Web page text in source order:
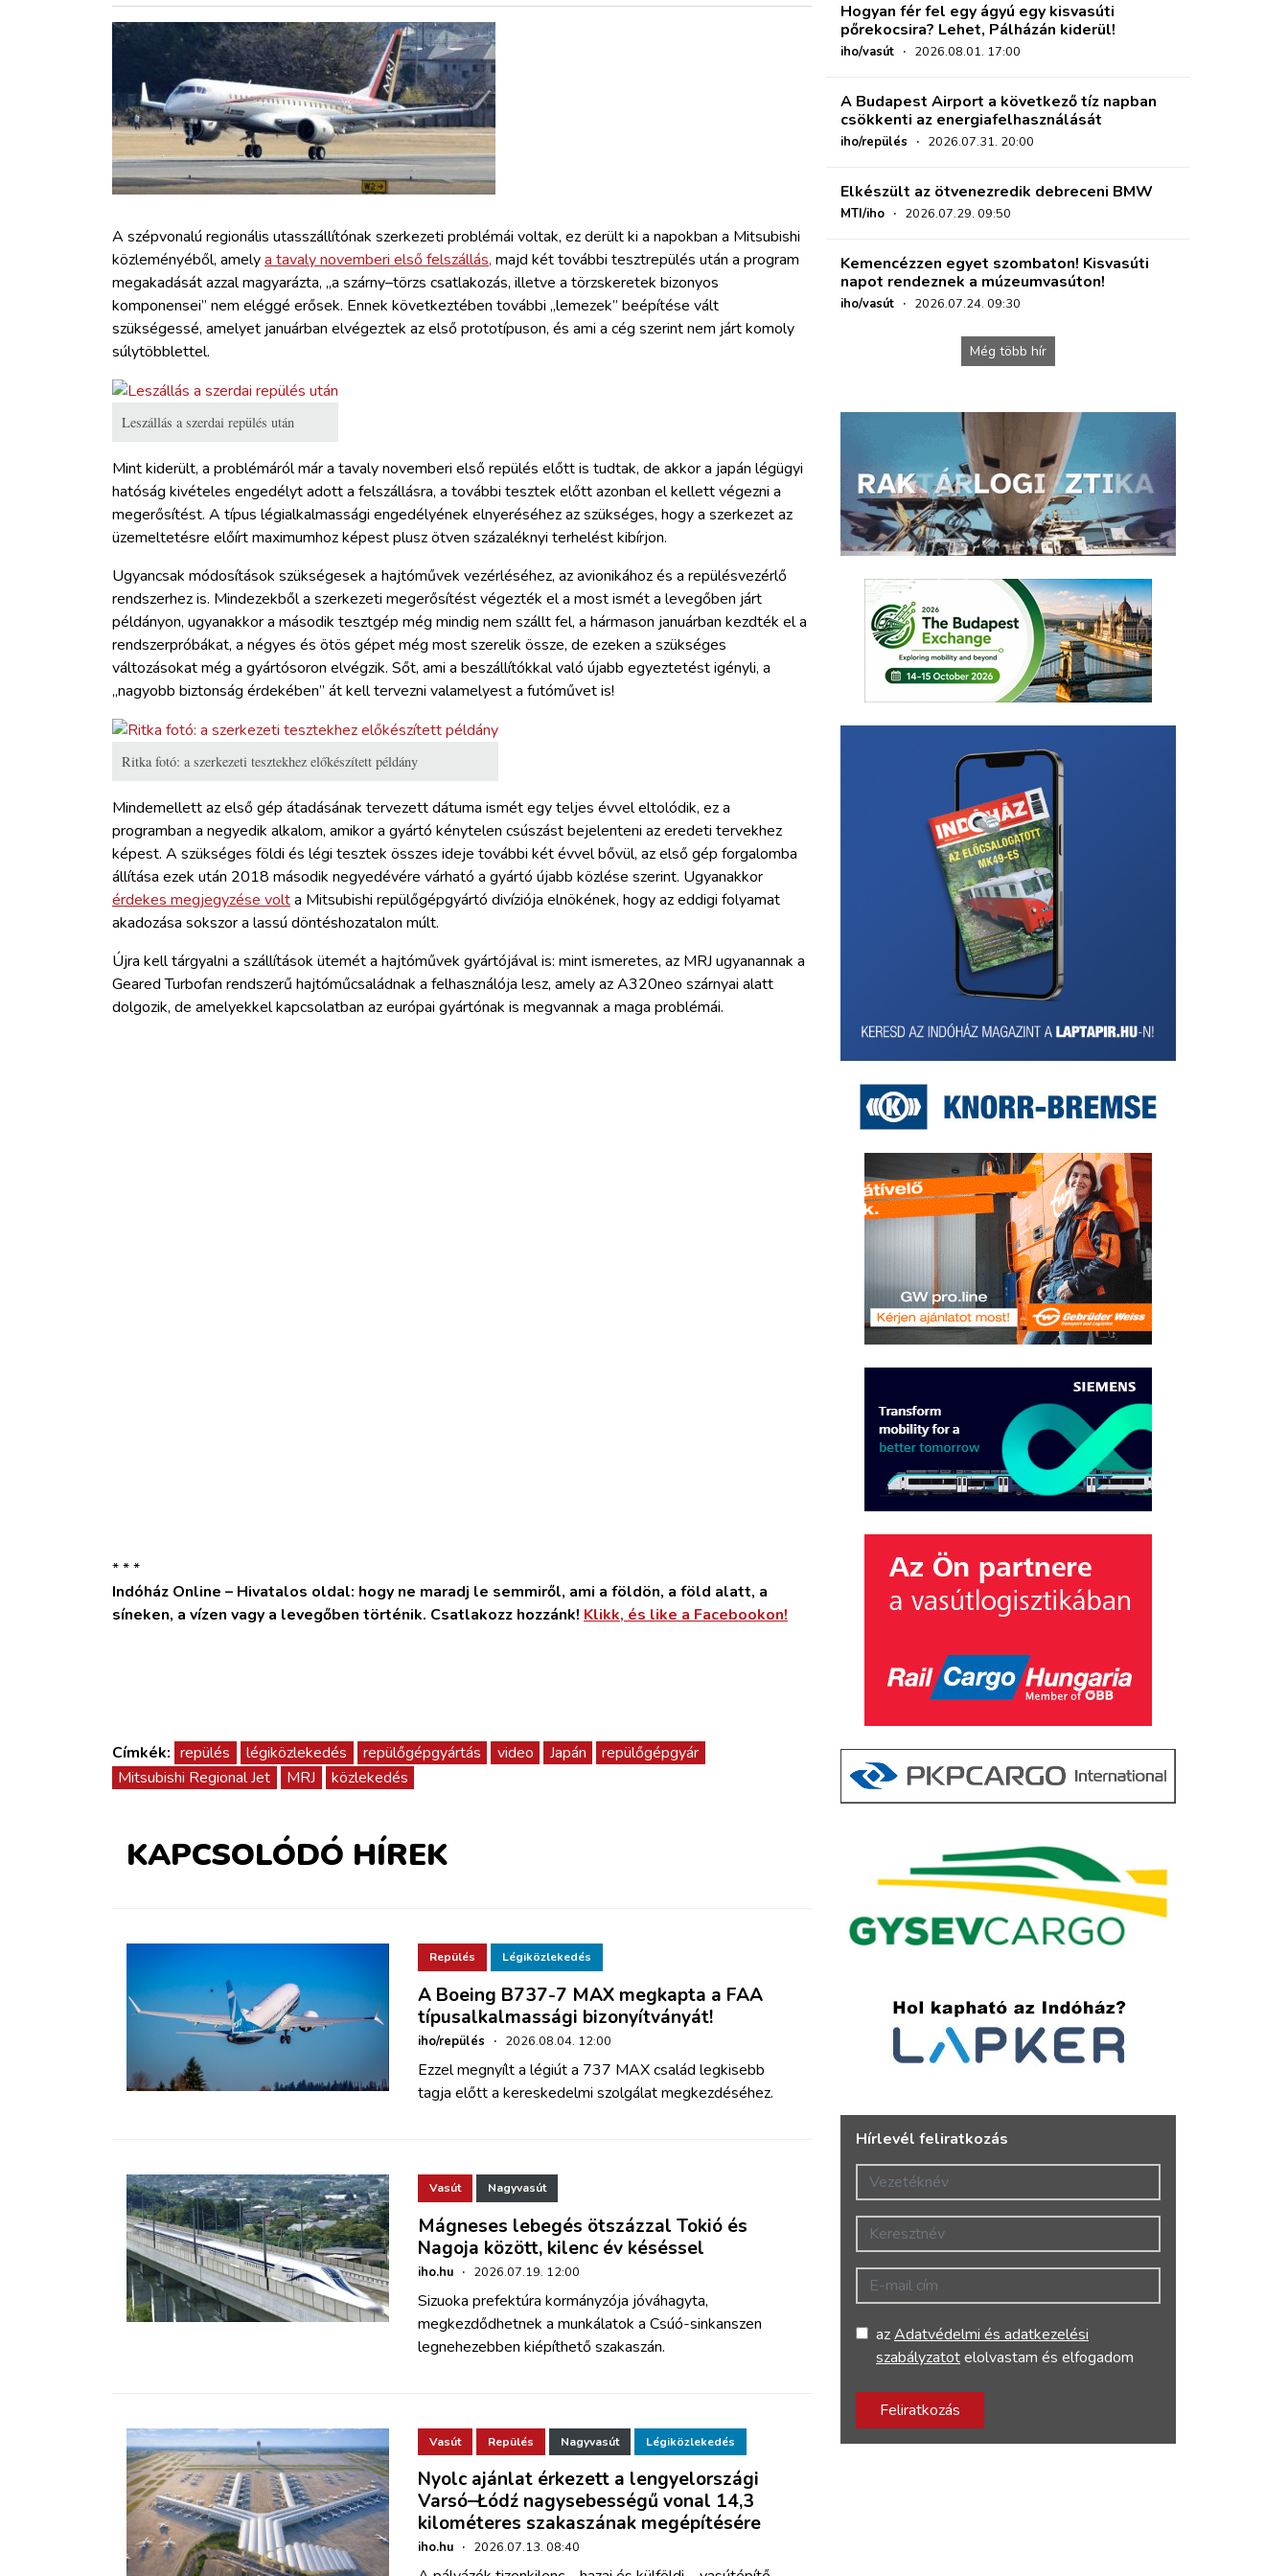
ARCHÍVUM
WEBSHOP
BELÉPÉS
REGISZTRÁCIÓ
A szépvonalú regionális utasszállítónak szerkezeti problémái voltak, ez derült ki a napokban a Mitsubishi
közleményéből, amelya tavaly novemberi első felszállás, majd két további tesztrepülés után a program
megakadását azzal magyarázta, „a szárny–törzs csatlakozás, illetve a törzskeretek bizonyos
komponensei” nem eléggé erősek. Ennek következtében további „lemezek” beépítése vált
szükségessé, amelyet januárban elvégeztek az első prototípuson, és ami a cég szerint nem járt komoly
súlytöbblettel.
Leszállás a szerdai repülés után
Mint kiderült, a problémáról már a tavaly novemberi első repülés előtt is tudtak, de akkor a japán légügyi
hatóság kivételes engedélyt adott a felszállásra, a további tesztek előtt azonban el kellett végezni a
megerősítést. A típus légialkalmassági engedélyének elnyeréséhez az szükséges, hogy a szerkezet az
üzemeltetésre előírt maximumhoz képest plusz ötven százaléknyi terhelést kibírjon.
Ugyancsak módosítások szükségesek a hajtóművek vezérléséhez, az avionikához és a repülésvezérlő
rendszerhez is. Mindezekből a szerkezeti megerősítést végezték el a most ismét a levegőben járt
példányon, ugyanakkor a második tesztgép még mindig nem szállt fel, a hármason januárban kezdték el a
rendszerpróbákat, a négyes és ötös gépet még most szerelik össze, de ezeken a szükséges
változásokat még a gyártósoron elvégzik. Sőt, ami a beszállítókkal való újabb egyeztetést igényli, a
„nagyobb biztonság érdekében” át kell tervezni valamelyest a futóművet is!
Ritka fotó: a szerkezeti tesztekhez előkészített példány
Mindemellett az első gép átadásának tervezett dátuma ismét egy teljes évvel eltolódik, ez a
programban a negyedik alkalom, amikor a gyártó kénytelen csúszást bejelenteni az eredeti tervekhez
képest. A szükséges földi és légi tesztek összes ideje további két évvel bővül, az első gép forgalomba
állítása ezek után 2018 második negyedévére várható a gyártó újabb közlése szerint. Ugyanakkor
érdekes megjegyzése volta Mitsubishi repülőgépgyártó divíziója elnökének, hogy az eddigi folyamat
akadozása sokszor a lassú döntéshozatalon múlt.
Újra kell tárgyalni a szállítások ütemét a hajtóművek gyártójával is: mint ismeretes, az MRJ ugyanannak a
Geared Turbofan rendszerű hajtóműcsaládnak a felhasználója lesz, amely az A320neo szárnyai alatt
dolgozik, de amelyekkel kapcsolatban az európai gyártónak is megvannak a maga problémái.
* * *
Indóház Online – Hivatalos oldal: hogy ne maradj le semmiről, ami a földön, a föld alatt, a
síneken, a vízen vagy a levegőben történik. Csatlakozz hozzánk! Klikk, és like a Facebookon!
Címkék: repülés légiközlekedés repülőgépgyártás video Japán
repülőgépgyár
Mitsubishi Regional Jet
MRJ közlekedés
KAPCSOLÓDÓ HÍREK
Repülés Légiközlekedés
A Boeing B737-7 MAX megkapta a FAA
típusalkalmassági bizonyítványát!
iho/repülés · 2026.08.04. 12:00
Ezzel megnyílt a légiút a 737 MAX család legkisebb
tagja előtt a kereskedelmi szolgálat megkezdéséhez.
Vasút Nagyvasút
Mágneses lebegés ötszázzal Tokió és
Nagoja között, kilenc év késéssel
iho.hu · 2026.07.19. 12:00
Sizuoka prefektúra kormányzója jóváhagyta,
megkezdődhetnek a munkálatok a Csúó-sinkanszen
legnehezebben kiépíthető szakaszán.
Vasút Repülés Nagyvasút Légiközlekedés
Nyolc ajánlat érkezett a lengyelországi
Varsó–Łódź nagysebességű vonal 14,3
kilométeres szakaszának megépítésére
iho.hu · 2026.07.13. 08:40
Hogyan fér fel egy ágyú egy kisvasúti
pőrekocsira? Lehet, Pálházán kiderül!
iho/vasút · 2026.08.01. 17:00
A Budapest Airport a következő tíz napban
csökkenti az energiafelhasználását
iho/repülés · 2026.07.31. 20:00
Elkészült az ötvenezredik debreceni BMW
MTI/iho · 2026.07.29. 09:50
Kemencézzen egyet szombaton! Kisvasúti
napot rendeznek a múzeumvasúton!
iho/vasút · 2026.07.24. 09:30
Még több hír
Hírlevél feliratkozás
Vezetéknév
Keresztnév
E-mail cím
azAdatvédelmi és adatkezelési
szabályzatotelolvastam és elfogadom
Feliratkozás